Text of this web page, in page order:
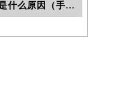
萧邦表蒙子坏了是什么原因（手表维修的常见问题及解决方法）